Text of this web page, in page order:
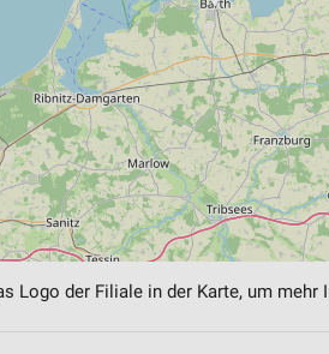
Logo der Filiale in der Karte, um